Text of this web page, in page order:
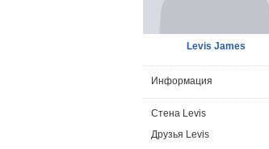
Levis James
Информация
Стена Levis
Друзья Levis